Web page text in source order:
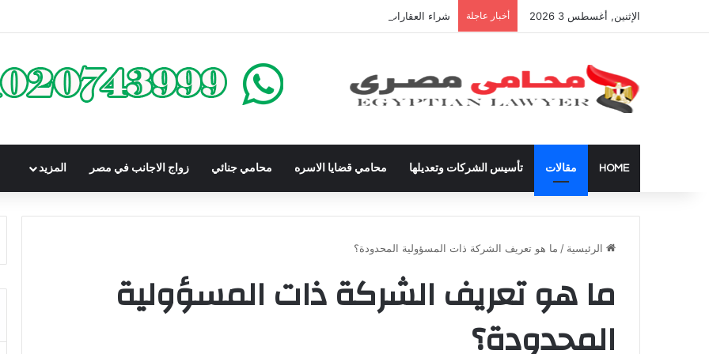
الإثنين, أغسطس 3 2026 أخبار عاجلة شراء العقارات داخل الكومباوندات تحت الإنشاء | أهم البنود التي تحمي المشتري في القانون المصري
HOME مقالات تأسيس الشركات وتعديلها محامي قضايا الاسره محامي جنائي زواج الاجانب في مصر المزيد
الرئيسية / ما هو تعريف الشركة ذات المسؤولية المحدودة؟
ما هو تعريف الشركة ذات المسؤولية
المحدودة؟